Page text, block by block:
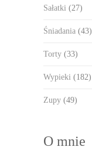
Sałatki (27)
Śniadania (43)
Torty (33)
Wypieki (182)
Zupy (49)
O mnie